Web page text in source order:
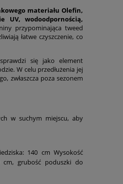
materiału Olefin,
UV, wodoodpornością,
przypominająca tweed
łatwe czyszczenie, co
się jako element
W celu przedłużenia jej
zwłaszcza poza sezonem
w suchym miejscu, aby
140 cm Wysokość
cm, grubość poduszki do